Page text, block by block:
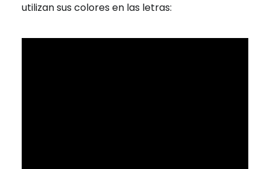
utilizan sus colores en las letras: